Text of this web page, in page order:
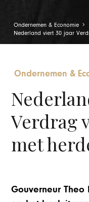
Ondernemen & Economie
Nederland viert 30 jaar
Ondernemen &
Verdrag
met
Gouverneur